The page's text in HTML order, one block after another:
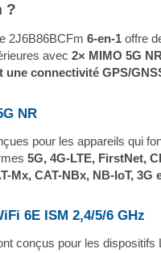
?
2J6B86BCFm6-en-1 offre
avec2× MIMO 5G
une connectivité GPS/
NR
pour les appareils qui
5G, 4G-LTE, FirstNet,
Mx, CAT-NBx, NB-IoT, 3G
6E ISM 2,4/5/6 GHz
conçus pour les dispositifs